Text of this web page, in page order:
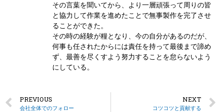
その言葉を聞いてから、より一層頑張って周りの皆
と協力して作業を進めたことで無事製作を完了させ
ることができた。
その時の経験が糧となり、今の自分があるのだが、
何事も任されたからには責任を持って最後まで諦め
ず、最善を尽くすよう努力することを怠らないよう
にしている。
PREVIOUS
会社全体でのフォロー
NEXT
コツコツと貢献する